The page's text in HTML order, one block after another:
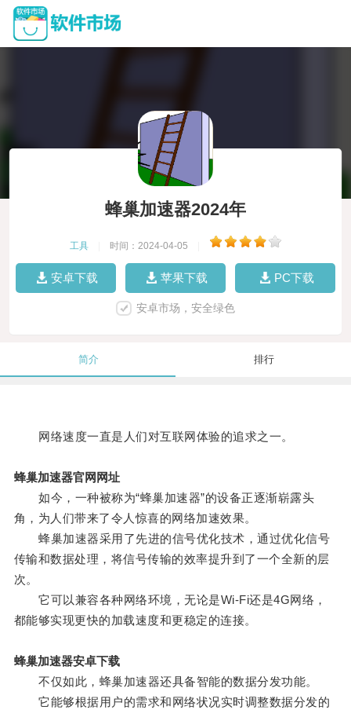
蜂巢加速器2024年
工具 时间：2024-04-05
安卓下载 苹果下载 PC下载
安卓市场，安全绿色
简介 排行
网络速度一直是人们对互联网体验的追求之一。
蜂巢加速器官网网址
如今，一种被称为“蜂巢加速器”的设备正逐渐崭露头
角，为人们带来了令人惊喜的网络加速效果。
蜂巢加速器采用了先进的信号优化技术，通过优化信号
传输和数据处理，将信号传输的效率提升到了一个全新的层
次。
它可以兼容各种网络环境，无论是Wi-Fi还是4G网络，
都能够实现更快的加载速度和更稳定的连接。
蜂巢加速器安卓下载
不仅如此，蜂巢加速器还具备智能的数据分发功能。
它能够根据用户的需求和网络状况实时调整数据分发的